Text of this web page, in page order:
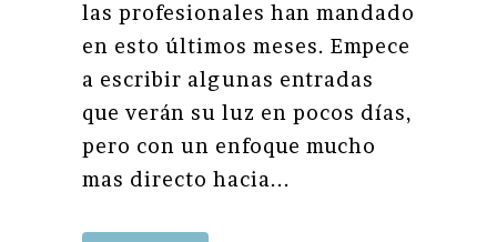
las profesionales han mandado
en esto últimos meses. Empece
a escribir algunas entradas
que verán su luz en pocos días,
pero con un enfoque mucho
mas directo hacia...